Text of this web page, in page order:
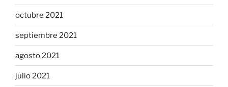
octubre 2021
septiembre 2021
agosto 2021
julio 2021